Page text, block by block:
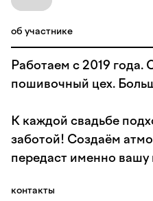
об участнике
Работаем с 2019 года.
пошивочный цех.
К каждой свадьбе
заботой! Создаём
передаст именно
контакты